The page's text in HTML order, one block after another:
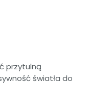
przytulną
światła do